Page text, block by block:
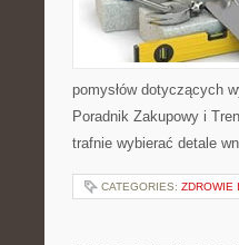
pomysłów dotyczących
Poradnik Zakupowy i
trafnie wybierać detale
CATEGORIES: ZDROWIE